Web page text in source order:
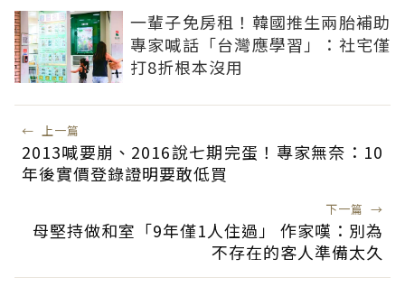
一輩子免房租！韓國推生兩胎補助
專家喊話「台灣應學習」：社宅僅
打8折根本沒用
← 上一篇
2013喊要崩、2016說七期完蛋！專家無奈：10
年後實價登錄證明要敢低買
下一篇 →
母堅持做和室「9年僅1人住過」 作家嘆：別為
不存在的客人準備太久